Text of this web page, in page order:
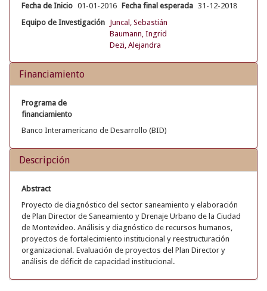
Fecha de Inicio 01-01-2016 Fecha final esperada 31-12-2018
Equipo de Investigación Juncal, Sebastián
Baumann, Ingrid
Dezi, Alejandra
Financiamiento
Programa de
financiamiento
Banco Interamericano de Desarrollo (BID)
Descripción
Abstract
Proyecto de diagnóstico del sector saneamiento y elaboración
de Plan Director de Saneamiento y Drenaje Urbano de la Ciudad
de Montevideo. Análisis y diagnóstico de recursos humanos,
proyectos de fortalecimiento institucional y reestructuración
organizacional. Evaluación de proyectos del Plan Director y
análisis de déficit de capacidad institucional.